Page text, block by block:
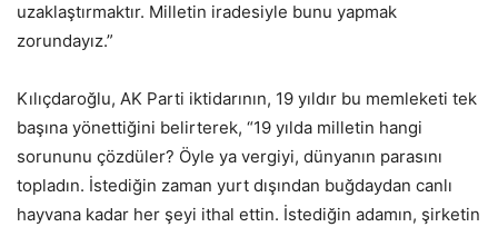
uzaklaştırmaktır. Milletin iradesiyle bunu yapmak
zorundayız.”
Kılıçdaroğlu, AK Parti iktidarının, 19 yıldır bu memleketi tek
başına yönettiğini belirterek, “19 yılda milletin hangi
sorununu çözdüler? Öyle ya vergiyi, dünyanın parasını
topladın. İstediğin zaman yurt dışından buğdaydan canlı
hayvana kadar her şeyi ithal ettin. İstediğin adamın, şirketin